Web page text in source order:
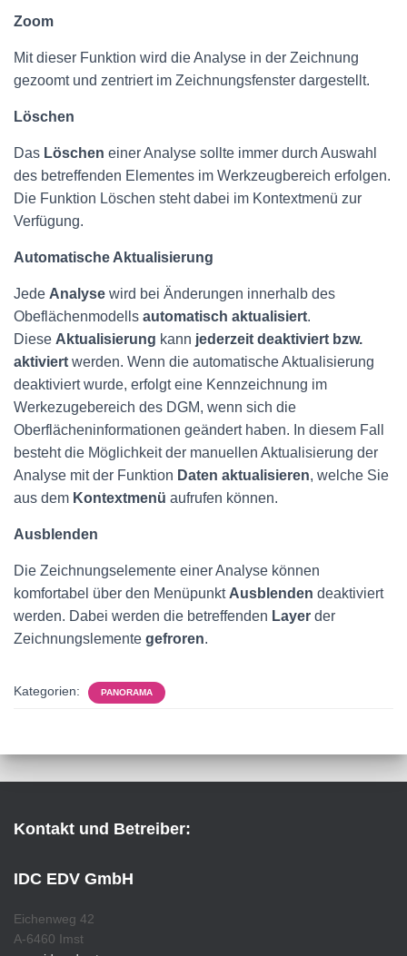
Zoom
Mit dieser Funktion wird die Analyse in der Zeichnung
gezoomt und zentriert im Zeichnungsfenster dargestellt.
Löschen
Das Löschen einer Analyse sollte immer durch Auswahl
des betreffenden Elementes im Werkzeugbereich erfolgen.
Die Funktion Löschen steht dabei im Kontextmenü zur
Verfügung.
Automatische Aktualisierung
Jede Analyse wird bei Änderungen innerhalb des
Obeflächenmodells automatisch aktualisiert.
Diese Aktualisierung kann jederzeit deaktiviert bzw.
aktiviert werden. Wenn die automatische Aktualisierung
deaktiviert wurde, erfolgt eine Kennzeichnung im
Werkezugebereich des DGM, wenn sich die
Oberflächeninformationen geändert haben. In diesem Fall
besteht die Möglichkeit der manuellen Aktualisierung der
Analyse mit der Funktion Daten aktualisieren, welche Sie
aus dem Kontextmenü aufrufen können.
Ausblenden
Die Zeichnungselemente einer Analyse können
komfortabel über den Menüpunkt Ausblenden deaktiviert
werden. Dabei werden die betreffenden Layer der
Zeichnungslemente gefroren.
Kategorien: PANORAMA
Kontakt und Betreiber:
IDC EDV GmbH
Eichenweg 42
A-6460 Imst